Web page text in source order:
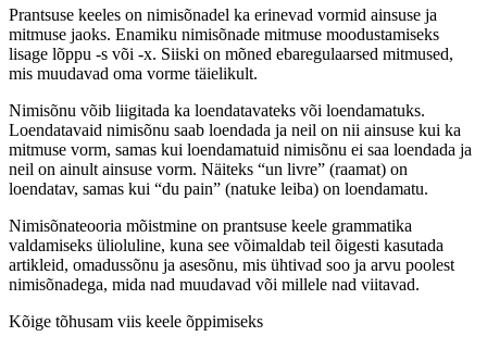
Prantsuse keeles on nimisõnadel ka erinevad vormid ainsuse ja
mitmuse jaoks. Enamiku nimisõnade mitmuse moodustamiseks
lisage lõppu -s või -x. Siiski on mõned ebaregulaarsed mitmused,
mis muudavad oma vorme täielikult.
Nimisõnu võib liigitada ka loendatavateks või loendamatuks.
Loendatavaid nimisõnu saab loendada ja neil on nii ainsuse kui ka
mitmuse vorm, samas kui loendamatuid nimisõnu ei saa loendada ja
neil on ainult ainsuse vorm. Näiteks “un livre” (raamat) on
loendatav, samas kui “du pain” (natuke leiba) on loendamatu.
Nimisõnateooria mõistmine on prantsuse keele grammatika
valdamiseks ülioluline, kuna see võimaldab teil õigesti kasutada
artikleid, omadussõnu ja asesõnu, mis ühtivad soo ja arvu poolest
nimisõnadega, mida nad muudavad või millele nad viitavad.
Kõige tõhusam viis keele õppimiseks